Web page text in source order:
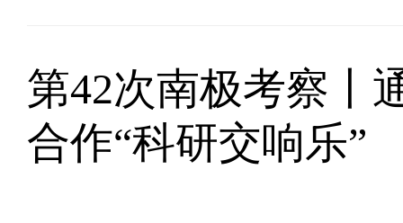
第42次南极考察丨
合作“科研交响乐”